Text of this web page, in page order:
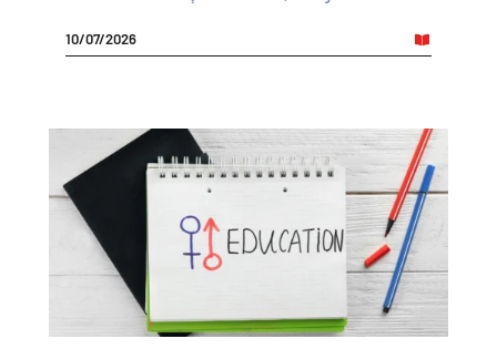
10/07/2026